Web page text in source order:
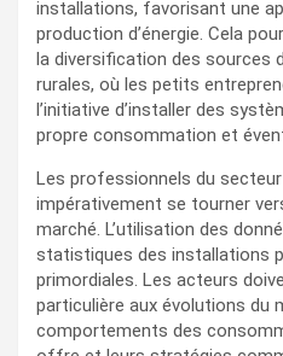
installations, favorisant une
production d’énergie. Cela
la diversification des sources
rurales, où les petits
l’initiative d’installer des
propre consommation et
Les professionnels du
impérativement se tourner
marché. L’utilisation des
statistiques des installations
primordiales. Les acteurs
particulière aux évolutions du
comportements des